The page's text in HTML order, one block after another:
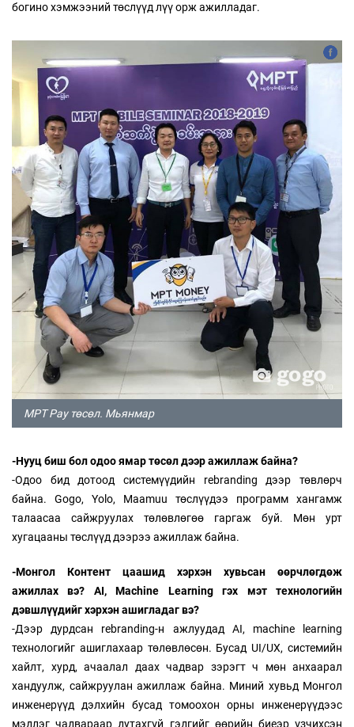
богино хэмжээний төслүүд лүү орж ажилладаг.
MPT Pay төсөл. Мьянмар
-Нууц биш бол одоо ямар төсөл дээр ажиллаж байна?
-Одоо бид дотоод системүүдийн rebranding дээр төвлөрч
байна. Gogo, Yolo, Maamuu төслүүдээ программ хангамж
талаасаа сайжруулах төлөвлөгөө гаргаж буй. Мөн урт
хугацааны төслүүд дээрээ ажиллаж байна.
-Монгол Контент цаашид хэрхэн хувьсан өөрчлөгдөж
ажиллах вэ? AI, Machine Learning гэх мэт технологийн
дэвшлүүдийг хэрхэн ашигладаг вэ?
-Дээр дурдсан rebranding-н ажлуудад AI, machine learning
технологийг ашиглахаар төлөвлөсөн. Бусад UI/UX, системийн
хайлт, хурд, ачаалал даах чадвар зэрэгт ч мөн анхаарал
хандуулж, сайжруулан ажиллаж байна. Миний хувьд Монгол
инженерүүд дэлхийн бусад томоохон орны инженерүүдээс
мэдлэг чадвараар дутахгүй гэдгийг өөрийн биеэр үзчихсэн